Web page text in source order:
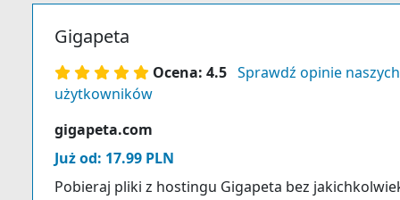
Gigapeta
Ocena: 4.5 Sprawdź opinie naszych
użytkowników
gigapeta.com
Już od: 17.99 PLN
Pobieraj pliki z hostingu Gigapeta bez